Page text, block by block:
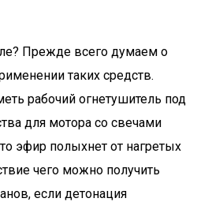
Прежде всего думаем о
таких средств.
рабочий огнетушитель под
для мотора со свечами
эфир полыхнет от нагретых
чего можно получить
если детонация